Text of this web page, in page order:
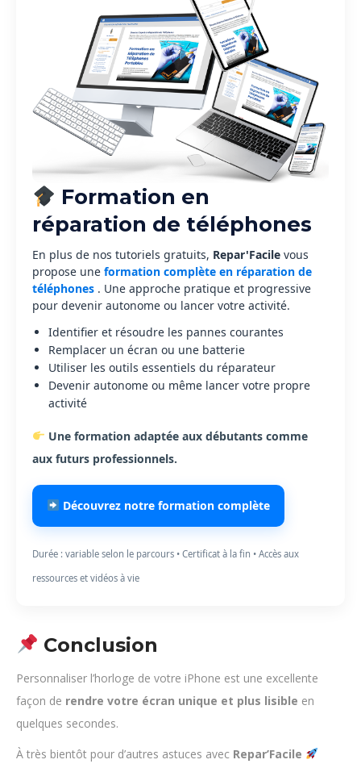
Formation en
réparation de téléphones
En plus de nos tutoriels gratuits, Repar'Facile vous
propose une formation complète en réparation de
téléphones . Une approche pratique et progressive
pour devenir autonome ou lancer votre activité.
Identifier et résoudre les pannes courantes
Remplacer un écran ou une batterie
Utiliser les outils essentiels du réparateur
Devenir autonome ou même lancer votre propre
activité
Une formation adaptée aux débutants comme
aux futurs professionnels.
Découvrez notre formation complète
Durée : variable selon le parcours • Certificat à la fin • Accès aux
ressources et vidéos à vie
Conclusion
Personnaliser l’horloge de votre iPhone est une excellente
façon de rendre votre écran unique et plus lisible en
quelques secondes.
À très bientôt pour d’autres astuces avec Repar’Facile